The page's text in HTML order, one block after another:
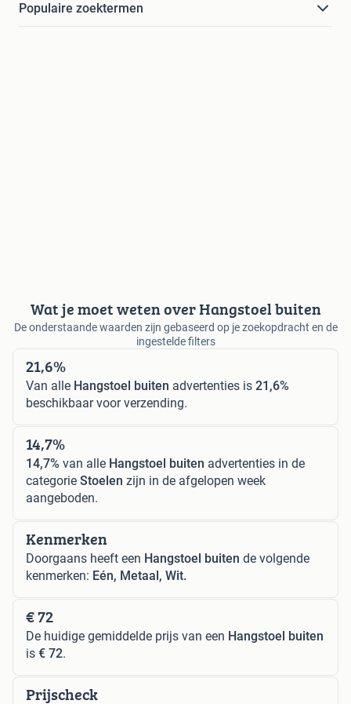
Populaire zoektermen
Wat je moet weten over Hangstoel buiten
De onderstaande waarden zijn gebaseerd op je zoekopdracht en de
ingestelde filters
21,6%
Van alle Hangstoel buiten advertenties is 21,6%
beschikbaar voor verzending.
14,7%
14,7% van alle Hangstoel buiten advertenties in de
categorie Stoelen zijn in de afgelopen week
aangeboden.
Kenmerken
Doorgaans heeft een Hangstoel buiten de volgende
kenmerken: Eén, Metaal, Wit.
€ 72
De huidige gemiddelde prijs van een Hangstoel buiten
is € 72.
Prijscheck